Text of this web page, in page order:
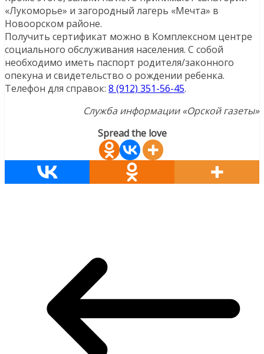
«Лукоморье» и загородный лагерь «Мечта» в
Новоорском районе.
Получить сертификат можно в Комплексном центре
социального обслуживания населения. С собой
необходимо иметь паспорт родителя/законного
опекуна и свидетельство о рождении ребенка.
Телефон для справок: 8 (912) 351-56-45.
Служба информации «Орской газеты»
Spread the love